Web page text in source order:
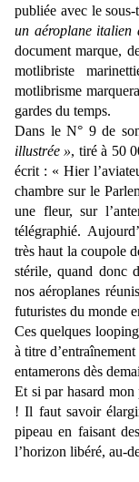
publiée avec le sous-
un aéroplane italien
document marque,
motlibriste
motlibrisme
gardes du temps.
Dans le N° 9 de
illustrée », tiré à 50
écrit : « Hier
chambre sur le
une fleur, sur
télégraphié.
très haut la coupole
stérile, quand donc
nos aéroplanes
futuristes du monde
Ces quelques
à titre
entamerons dès
Et si par hasard mon
! Il faut savoir
pipeau en faisant
l’horizon libéré, au-